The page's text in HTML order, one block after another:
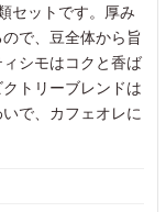
セットです。厚み
で、豆全体から旨
シモはコクと香ば
トリーブレンドは
で、カフェオレに